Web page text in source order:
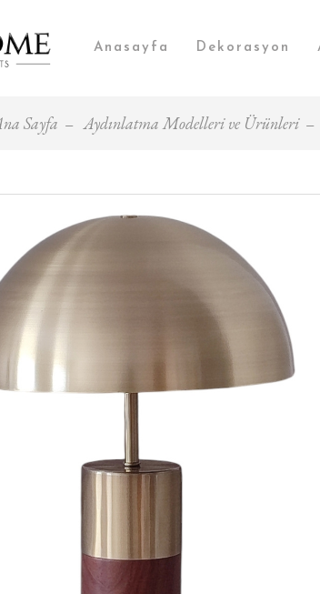
Anasayfa Dekorasyon
Sayfa Aydınlatma Modelleri ve Ürünleri